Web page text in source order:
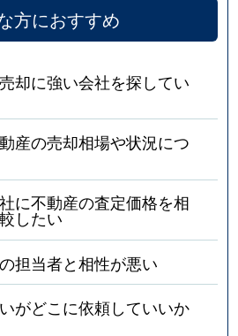
方におすすめ
却に強い会社を探してい
産の売却相場や状況につ
に不動産の査定価格を相
したい
担当者と相性が悪い
がどこに依頼していいか